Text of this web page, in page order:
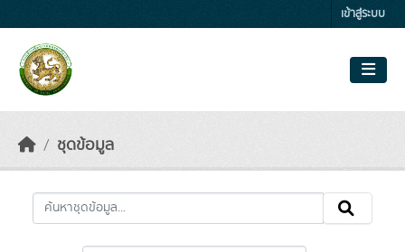
เข้าสู่ระบบ
ชุดข้อมูล